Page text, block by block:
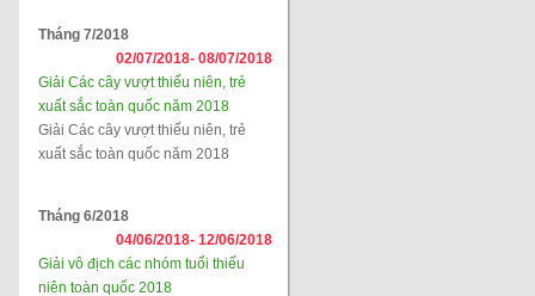
Tháng 7/2018
02/07/2018- 08/07/2018
Giải Các cây vượt thiếu niên, trẻ
xuất sắc toàn quốc năm 2018
Giải Các cây vượt thiếu niên, trẻ
xuất sắc toàn quốc năm 2018
Tháng 6/2018
04/06/2018- 12/06/2018
Giải vô địch các nhóm tuổi thiếu
niên toàn quốc 2018